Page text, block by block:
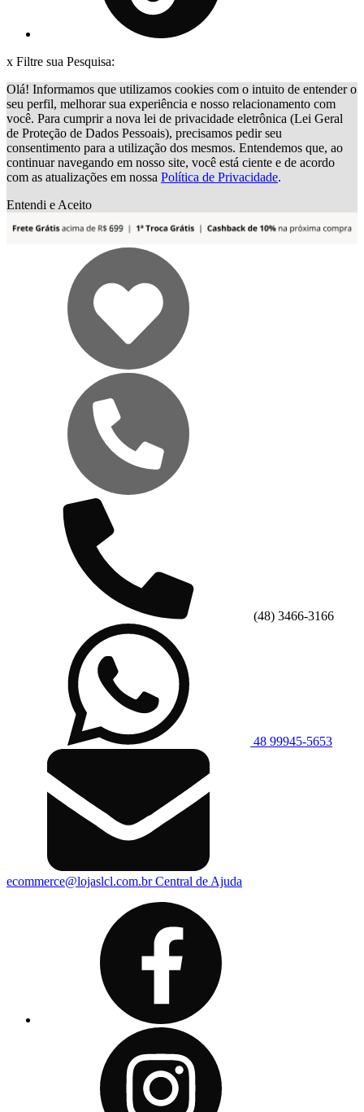
x Filtre sua Pesquisa:
Olá! Informamos que utilizamos cookies com o intuito de entender o
seu perfil, melhorar sua experiência e nosso relacionamento com
você. Para cumprir a nova lei de privacidade eletrônica (Lei Geral
de Proteção de Dados Pessoais), precisamos pedir seu
consentimento para a utilização dos mesmos. Entendemos que, ao
continuar navegando em nosso site, você está ciente e de acordo
com as atualizações em nossa Política de Privacidade.
Entendi e Aceito
(48) 3466-3166
48 99945-5653
ecommerce@lojaslcl.com.brCentral de Ajuda